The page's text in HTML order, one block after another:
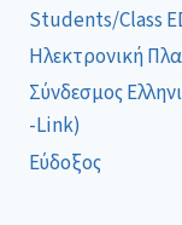
Students/Class
Ηλεκτρονική
Σύνδεσμος
-Link)
Εύδοξος